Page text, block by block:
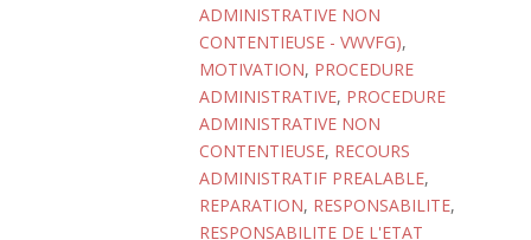
ADMINISTRATIVE NON
CONTENTIEUSE - VWVFG),
MOTIVATION, PROCEDURE
ADMINISTRATIVE, PROCEDURE
ADMINISTRATIVE NON
CONTENTIEUSE, RECOURS
ADMINISTRATIF PREALABLE,
REPARATION, RESPONSABILITE,
RESPONSABILITE DE L'ETAT